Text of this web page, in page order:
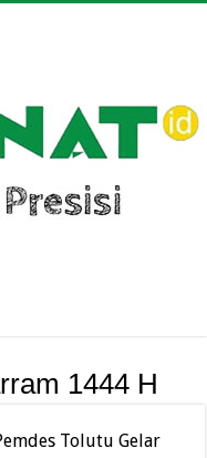
1444 H
Tolutu Gelar